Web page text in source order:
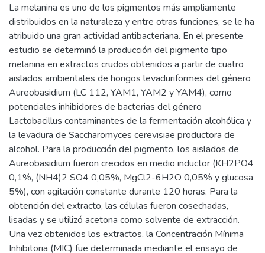
La melanina es uno de los pigmentos más ampliamente
distribuidos en la naturaleza y entre otras funciones, se le ha
atribuido una gran actividad antibacteriana. En el presente
estudio se determinó la producción del pigmento tipo
melanina en extractos crudos obtenidos a partir de cuatro
aislados ambientales de hongos levaduriformes del género
Aureobasidium (LC 112, YAM1, YAM2 y YAM4), como
potenciales inhibidores de bacterias del género
Lactobacillus contaminantes de la fermentación alcohólica y
la levadura de Saccharomyces cerevisiae productora de
alcohol. Para la producción del pigmento, los aislados de
Aureobasidium fueron crecidos en medio inductor (KH2PO4
0,1%, (NH4)2 SO4 0,05%, MgCl2-6H2O 0,05% y glucosa
5%), con agitación constante durante 120 horas. Para la
obtención del extracto, las células fueron cosechadas,
lisadas y se utilizó acetona como solvente de extracción.
Una vez obtenidos los extractos, la Concentración Mínima
Inhibitoria (MIC) fue determinada mediante el ensayo de